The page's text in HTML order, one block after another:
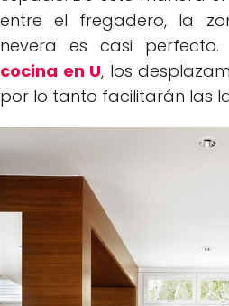
entre el fregadero, la
nevera es casi
cocina en U, los
por lo tanto facilitarán las